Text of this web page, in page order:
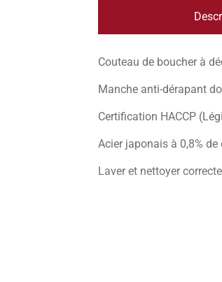
Couteau de boucher à
Manche anti-dérapant
Certification HACCP
Acier japonais à 0,8% de
Laver et nettoyer